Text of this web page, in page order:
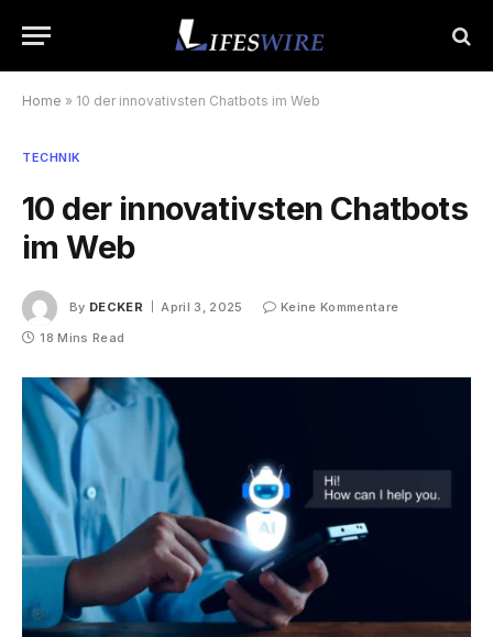
Home » 10 der innovativsten Chatbots im Web
TECHNIK
10 der innovativsten Chatbots
im Web
By DECKER April 3, 2025
Keine Kommentare
18 Mins Read